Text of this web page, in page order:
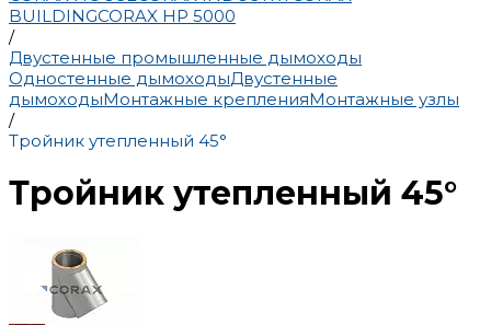
BUILDINGCORAX HP 5000
/
Двустенные промышленные дымоходы
Одностенные дымоходыДвустенные
дымоходыМонтажные крепленияМонтажные узлы
/
Тройник утепленный 45°
Тройник утепленный 45°